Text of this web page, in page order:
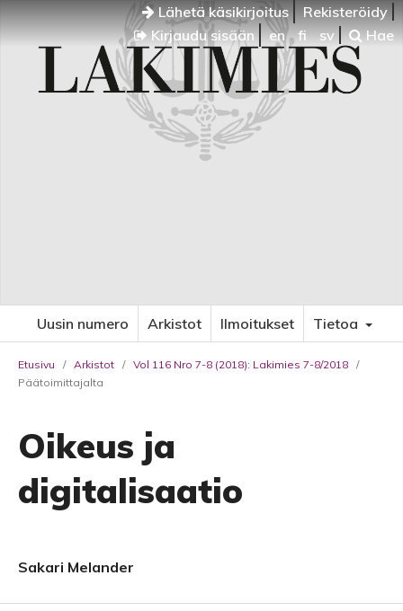
Lähetä käsikirjoitus
Rekisteröidy
Kirjaudu sisään
en fi sv Hae
Uusin numero Arkistot Ilmoitukset Tietoa
Etusivu / Arkistot / Vol 116 Nro 7-8 (2018): Lakimies 7-8/2018 /
Päätoimittajalta
Oikeus ja
digitalisaatio
Sakari Melander